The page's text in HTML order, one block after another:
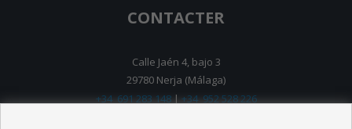
CONTACTER
Calle Jaén 4, bajo 3
29780 Nerja (Málaga)
+34 691 283 148|+34 952 528 226